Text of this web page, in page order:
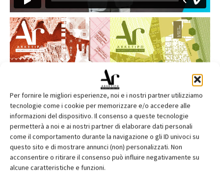
Per fornire le migliori esperienze, noi e i nostri partner utilizziamo
tecnologie come i cookie per memorizzare e/o accedere alle
informazioni del dispositivo. Il consenso a queste tecnologie
permetterà a noi e ai nostri partner di elaborare dati personali
come il comportamento durante la navigazione o gli ID univoci su
questo sito e di mostrare annunci (non) personalizzati. Non
acconsentire o ritirare il consenso può influire negativamente su
alcune caratteristiche e funzioni.Edicola web